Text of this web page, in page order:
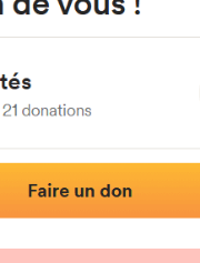
#3014
|Fotos|Comentarios y